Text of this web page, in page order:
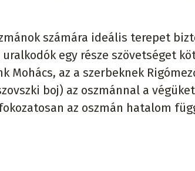
számára ideális terepet
egy része szövetséget
az a szerbeknek
boj) az oszmánnal a végüket
az oszmán hatalom